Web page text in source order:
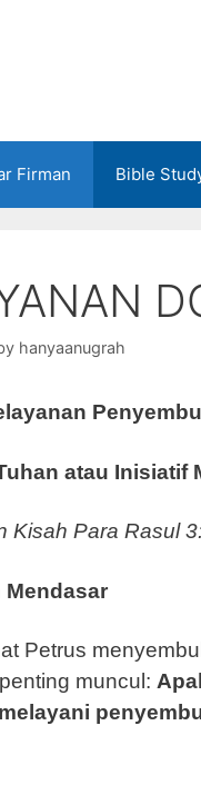
Firman Bible
hanyaanugrah
atau Inisiatif
Kisah Para Rasul
Mendasar
Petrus
muncul: